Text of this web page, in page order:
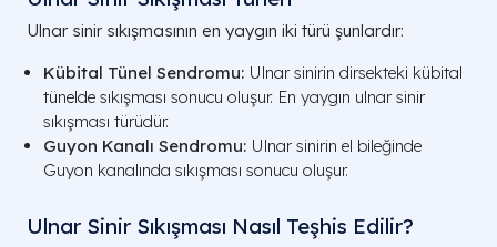
Ulnar sinir sıkışmasının en yaygın iki türü şunlardır:
Kübital Tünel Sendromu: Ulnar sinirin dirsekteki kübital
tünelde sıkışması sonucu oluşur. En yaygın ulnar sinir
sıkışması türüdür.
Guyon Kanalı Sendromu: Ulnar sinirin el bileğinde
Guyon kanalında sıkışması sonucu oluşur.
Ulnar Sinir Sıkışması Nasıl Teşhis Edilir?